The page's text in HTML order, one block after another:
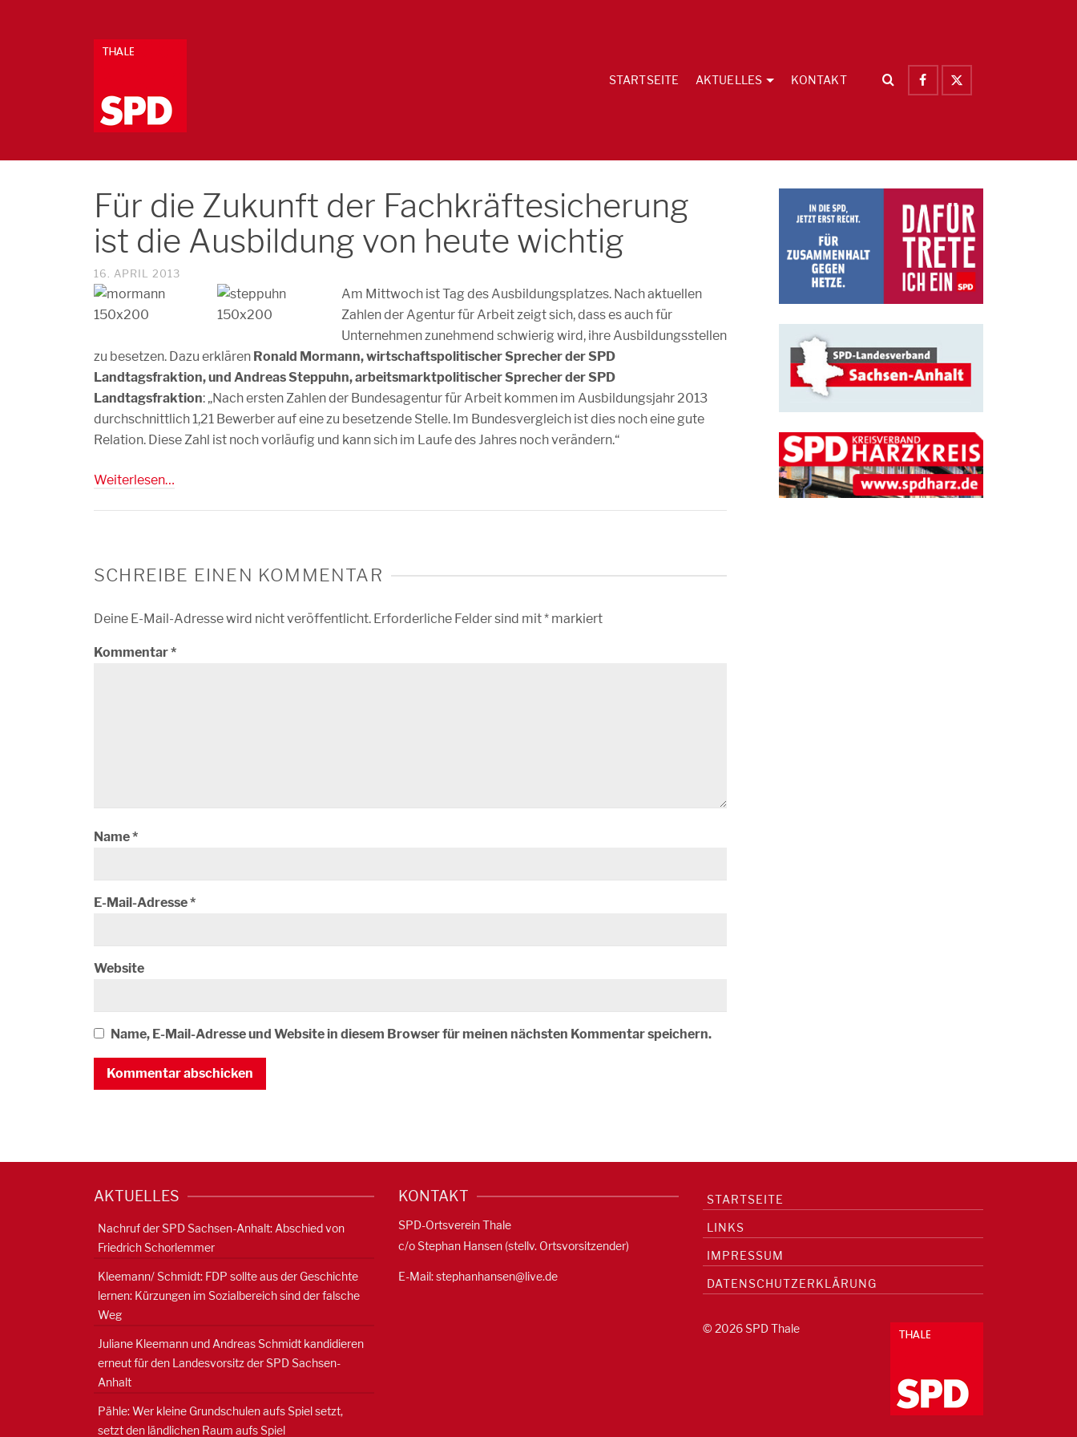
STARTSEITE AKTUELLES KONTAKT
Für die Zukunft der Fachkräftesicherung
ist die Ausbildung von heute wichtig
16. APRIL 2013
Am Mittwoch ist Tag des Ausbildungsplatzes. Nach aktuellen
Zahlen der Agentur für Arbeit zeigt sich, dass es auch für
Unternehmen zunehmend schwierig wird, ihre Ausbildungsstellen
zu besetzen. Dazu erklären Ronald Mormann, wirtschaftspolitischer Sprecher der SPD
Landtagsfraktion, und Andreas Steppuhn, arbeitsmarktpolitischer Sprecher der SPD
Landtagsfraktion: „Nach ersten Zahlen der Bundesagentur für Arbeit kommen im Ausbildungsjahr 2013
durchschnittlich 1,21 Bewerber auf eine zu besetzende Stelle. Im Bundesvergleich ist dies noch eine gute
Relation. Diese Zahl ist noch vorläufig und kann sich im Laufe des Jahres noch verändern.“
Weiterlesen…
SCHREIBE EINEN KOMMENTAR
Deine E-Mail-Adresse wird nicht veröffentlicht. Erforderliche Felder sind mit* markiert
Kommentar*
Name*
E-Mail-Adresse*
Website
Name, E-Mail-Adresse und Website in diesem Browser für meinen nächsten Kommentar speichern.
AKTUELLES
Nachruf der SPD Sachsen-Anhalt: Abschied von
Friedrich Schorlemmer
Kleemann/ Schmidt: FDP sollte aus der Geschichte
lernen: Kürzungen im Sozialbereich sind der falsche
Weg
Juliane Kleemann und Andreas Schmidt kandidieren
erneut für den Landesvorsitz der SPD Sachsen-
Anhalt
Pähle: Wer kleine Grundschulen aufs Spiel setzt,
setzt den ländlichen Raum aufs Spiel
KONTAKT
SPD-Ortsverein Thale
c/o Stephan Hansen (stellv. Ortsvorsitzender)
E-Mail:stephanhansen@live.de
STARTSEITE
LINKS
IMPRESSUM
DATENSCHUTZERKLÄRUNG
© 2026 SPD Thale